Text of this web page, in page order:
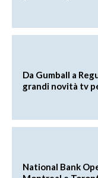
Da Gumball a
grandi novità tv
National Bank